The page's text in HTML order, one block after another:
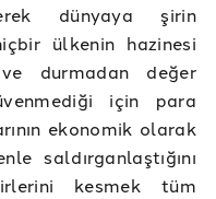
dünyaya şirin
ülkenin hazinesi
ve durmadan değer
için para
ekonomik olarak
saldırganlaştığını
kesmek tüm